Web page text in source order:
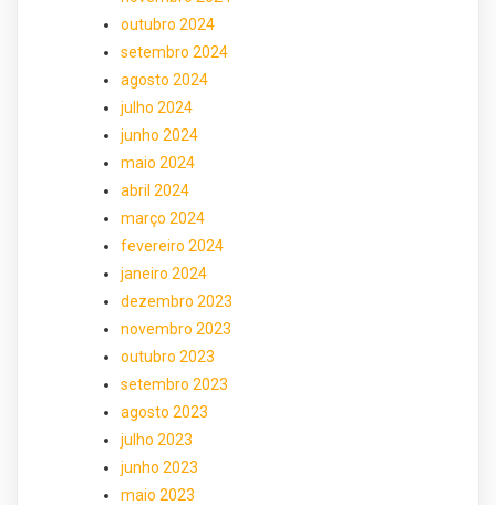
outubro 2024
setembro 2024
agosto 2024
julho 2024
junho 2024
maio 2024
abril 2024
março 2024
fevereiro 2024
janeiro 2024
dezembro 2023
novembro 2023
outubro 2023
setembro 2023
agosto 2023
julho 2023
junho 2023
maio 2023